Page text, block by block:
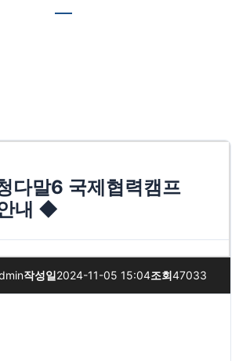
말6 국제협력캠프
내 ◆
작성일2024-11-05 15:04조회47033